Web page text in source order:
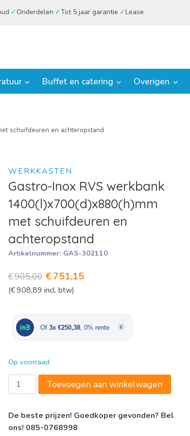
Onderdelen Tot 5 jaar garantie Lease
Buffet en catering Overigen
schuifdeuren en achteropstand
WERKKASTEN
Gastro-Inox RVS werkbank
1400(l)x700(d)x880(h)mm
met schuifdeuren en
achteropstand
Artikelnummer: GAS-302110
€905,00 Oorspronkelijke
prijs
€905,00.
€751,15Huidige
€751,15.
(€908,89 incl. btw)
Of 3x €250,38, 0% rente
Op voorraad
Gastro-
Inox
werkbank
1400(l)x700(d)x880(h)mm
Toevoegen aan winkelwagen
De beste prijzen! Goedkoper gevonden? Bel
ons! 085-0768998